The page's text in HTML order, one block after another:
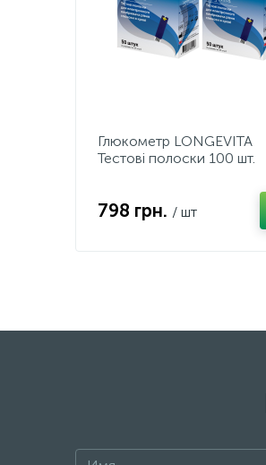
Глюкометр LONGEVITA
Тестові полоски 100 шт.
798 грн. / шт